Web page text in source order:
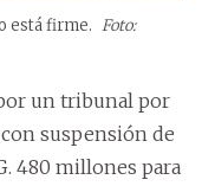
está firme. Foto:
un tribunal por
suspensión de
480 millones para